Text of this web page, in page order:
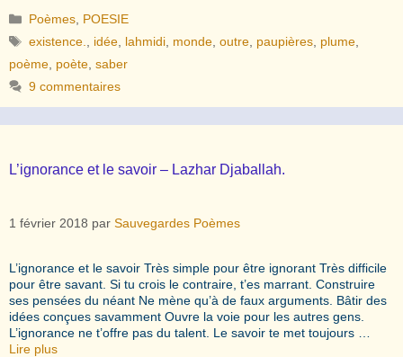
Catégories
Poèmes POESIE
Étiquettes
existence. idée lahmidi monde ,outre paupières plume
poème poète saber
9 commentaires
L’ignorance et le savoir – Lazhar Djaballah.
1 février 2018 par Sauvegardes Poèmes
L’ignorance et le savoir Très simple pour être ignorant Très difficile
pour être savant. Si tu crois le contraire, t’es marrant. Construire
ses pensées du néant Ne mène qu’à de faux arguments. Bâtir des
idées conçues savamment Ouvre la voie pour les autres gens.
L’ignorance ne t’offre pas du talent. Le savoir te met toujours …
Lire plus